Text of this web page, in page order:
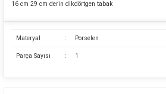
16 cm 29 cm derin dikdörtgen tabak
Materyal : Porselen
Parça Sayısı : 1